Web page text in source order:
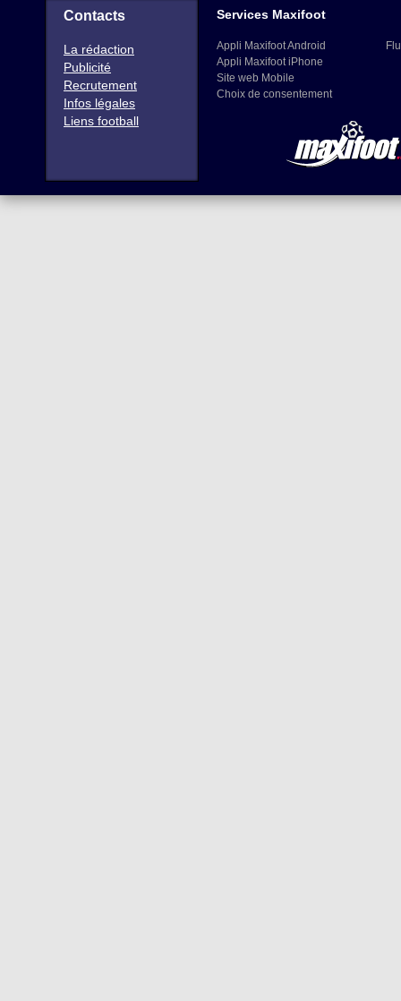
Contacts
La rédaction
Publicité
Recrutement
Infos légales
Liens football
Services Maxifoot
Appli Maxifoot Android
Appli Maxifoot iPhone
Site web Mobile
Choix de consentement